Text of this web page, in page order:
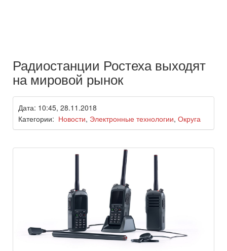
Радиостанции Ростеха выходят
на мировой рынок
Дата: 10:45, 28.11.2018
Категории: Новости, Электронные технологии, Округа